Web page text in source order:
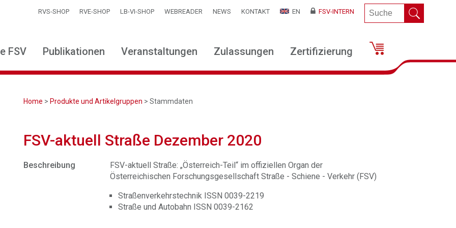
RVS-SHOP RVE-SHOP LB-VI-SHOP WEBREADER NEWS KONTAKT EN FSV-INTERN
FSV Publikationen Veranstaltungen Zulassungen Zertifizierung
Home > Produkte und Artikelgruppen > Stammdaten
FSV-aktuell Straße Dezember 2020
Beschreibung
FSV-aktuell Straße: „Österreich-Teil“ im offiziellen Organ der
Österreichischen Forschungsgesellschaft Straße - Schiene - Verkehr (FSV)
Straßenverkehrstechnik ISSN 0039-2219
Straße und Autobahn ISSN 0039-2162